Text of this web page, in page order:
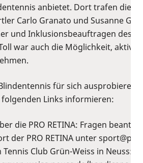
anbietet. Dort trafen die
Carlo Granato und Susanne
und Inklusionsbeauftragen des
war auch die Möglichkeit, aktiv
für sich ausprobieren
Links informieren:
die PRO RETINA: Fragen
der PRO RETINA unter
Club Grün-Weiss in Neuss: